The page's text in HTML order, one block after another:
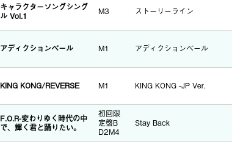
キャラクターソングシング
ル Vol.1
M3 ストーリーライン
アディクションベール M1 アディクションベール
KING KONG/REVERSE M1 KING KONG -JP Ver.
F.O.R-変わりゆく時代の中
で、輝く君と踊りたい。
初回限
定盤B
D2M4
Stay Back